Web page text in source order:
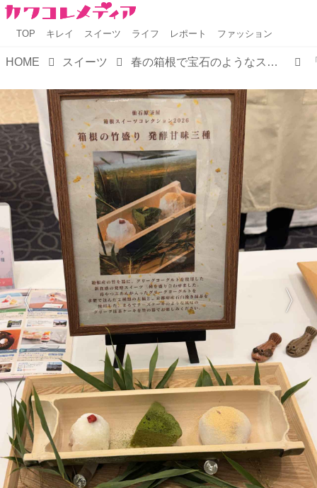
TOP キレイ スイーツ ライフ レポート ファッション
HOME スイーツ 春の箱根で宝石のようなスイーツを探す旅へ♡ロマンスカーや宿泊とのセット割が過去最大のお得に！